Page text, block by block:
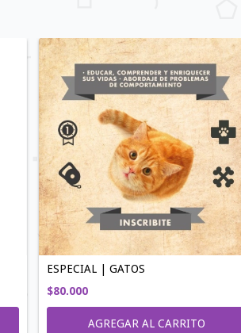
ESPECIAL | GATOS
$80.000
AGREGAR AL CARRITO